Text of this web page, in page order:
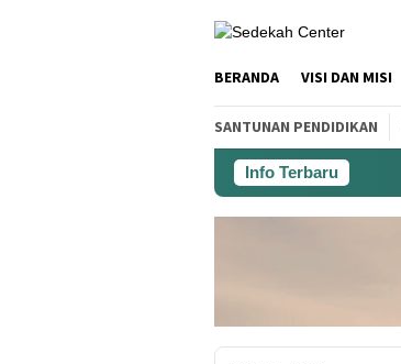
BERANDA VISI DAN MISI
SANTUNAN PENDIDIKAN
Info Terbaru